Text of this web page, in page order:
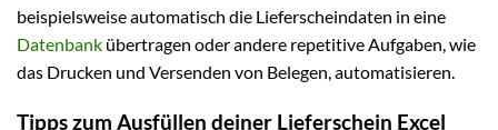
beispielsweise automatisch die Lieferscheindaten in eine
Datenbank übertragen oder andere repetitive Aufgaben, wie
das Drucken und Versenden von Belegen, automatisieren.
Tipps zum Ausfüllen deiner Lieferschein Excel